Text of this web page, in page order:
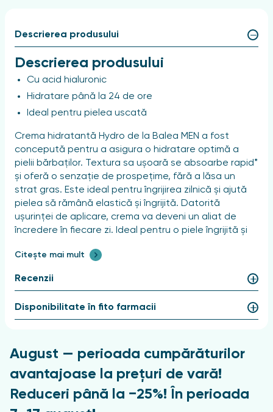
Descrierea produsului
Descrierea produsului
Cu acid hialuronic
Hidratare până la 24 de ore
Ideal pentru pielea uscată
Crema hidratantă Hydro de la Balea MEN a fost
concepută pentru a asigura o hidratare optimă a
pielii bărbaților. Textura sa ușoară se absoarbe rapid*
și oferă o senzație de prospețime, fără a lăsa un
strat gras. Este ideal pentru îngrijirea zilnică și ajută
pielea să rămână elastică și îngrijită. Datorită
ușurinței de aplicare, crema va deveni un aliat de
încredere în fiecare zi. Ideal pentru o piele îngrijită și
de persoane sub supraveghere dermatologică după
Față
Textură / Consistență / Aplicare:
Cremă
Citește mai mult
Recenzii
Disponibilitate în fito farmacii
August — perioada cumpărăturilor
avantajoase la prețuri de vară!
Reduceri până la −25%! În perioada